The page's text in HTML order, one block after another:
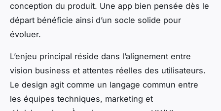
conception du produit. Une app bien pensée dès le
départ bénéficie ainsi d’un socle solide pour
évoluer.
L’enjeu principal réside dans l’alignement entre
vision business et attentes réelles des utilisateurs.
Le design agit comme un langage commun entre
les équipes techniques, marketing et